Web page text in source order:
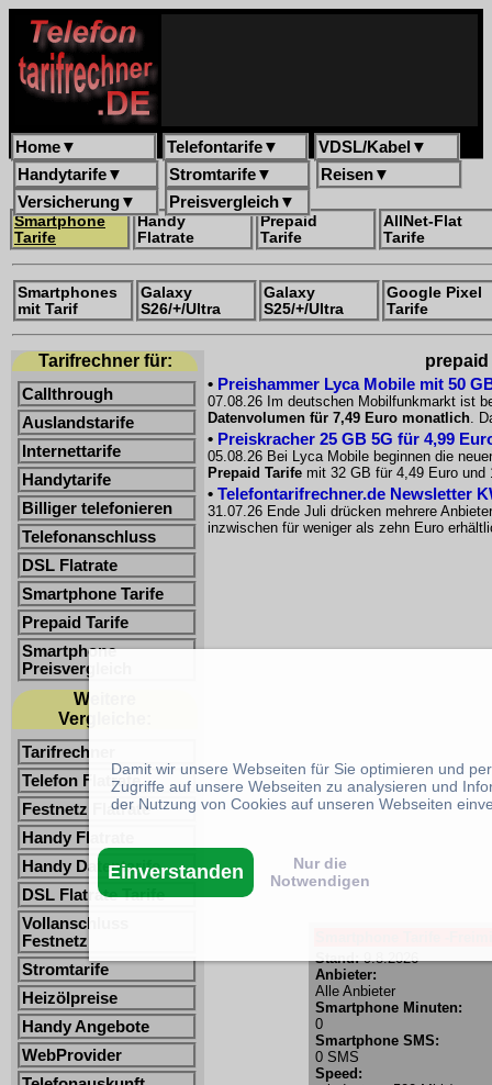
Home▼ Telefontarife▼ VDSL/Kabel ▼
Handytarife▼ Stromtarife▼ Reisen▼
Versicherung▼ Preisvergleich▼
Smartphone
Tarife
Handy
Flatrate
Prepaid
Tarife
AllNet-Flat
Tarife
Smartphones
mit Tarif
Galaxy
S26/+/Ultra
Galaxy
S25/+/Ultra
Google Pixel
Tarife
Tarifrechner für:
Callthrough
Auslandstarife
Internettarife
Handytarife
Billiger telefonieren
Telefonanschluss
DSL Flatrate
Smartphone Tarife
Prepaid Tarife
Smartphone
Preisvergleich
Weitere
Vergleiche:
Tarifrechner
Telefon Flatrate
Festnetz Flatrate
Handy Flatrate
Handy Datentarife
DSL Flatrate Tarife
Vollanschluss
Festnetz
Stromtarife
Heizölpreise
Handy Angebote
WebProvider
prepaid
• Preishammer Lyca Mobile mit 50
07.08.26 Im deutschen Mobilfunkmarkt ist
Datenvolumen für 7,49 Euro monatlich.
• Preiskracher 25 GB 5G für 4,99
05.08.26 Bei Lyca Mobile beginnen die
Prepaid Tarife mit 32 GB für 4,49 Euro
• Telefontarifrechner.de Newsletter
31.07.26 Ende Juli drücken mehrere
inzwischen für weniger als zehn Euro
Stand:9.8.2026
Anbieter:
Alle Anbieter
Smartphone Minuten:
0
Smartphone SMS:
0 SMS
Speed:
Damit wir unsere Webseiten für Sie optimieren und
Zugriffe auf unsere Webseiten zu analysieren und
der Nutzung von Cookies auf unseren Webseiten
Einverstanden
Nur die
Notwendigen